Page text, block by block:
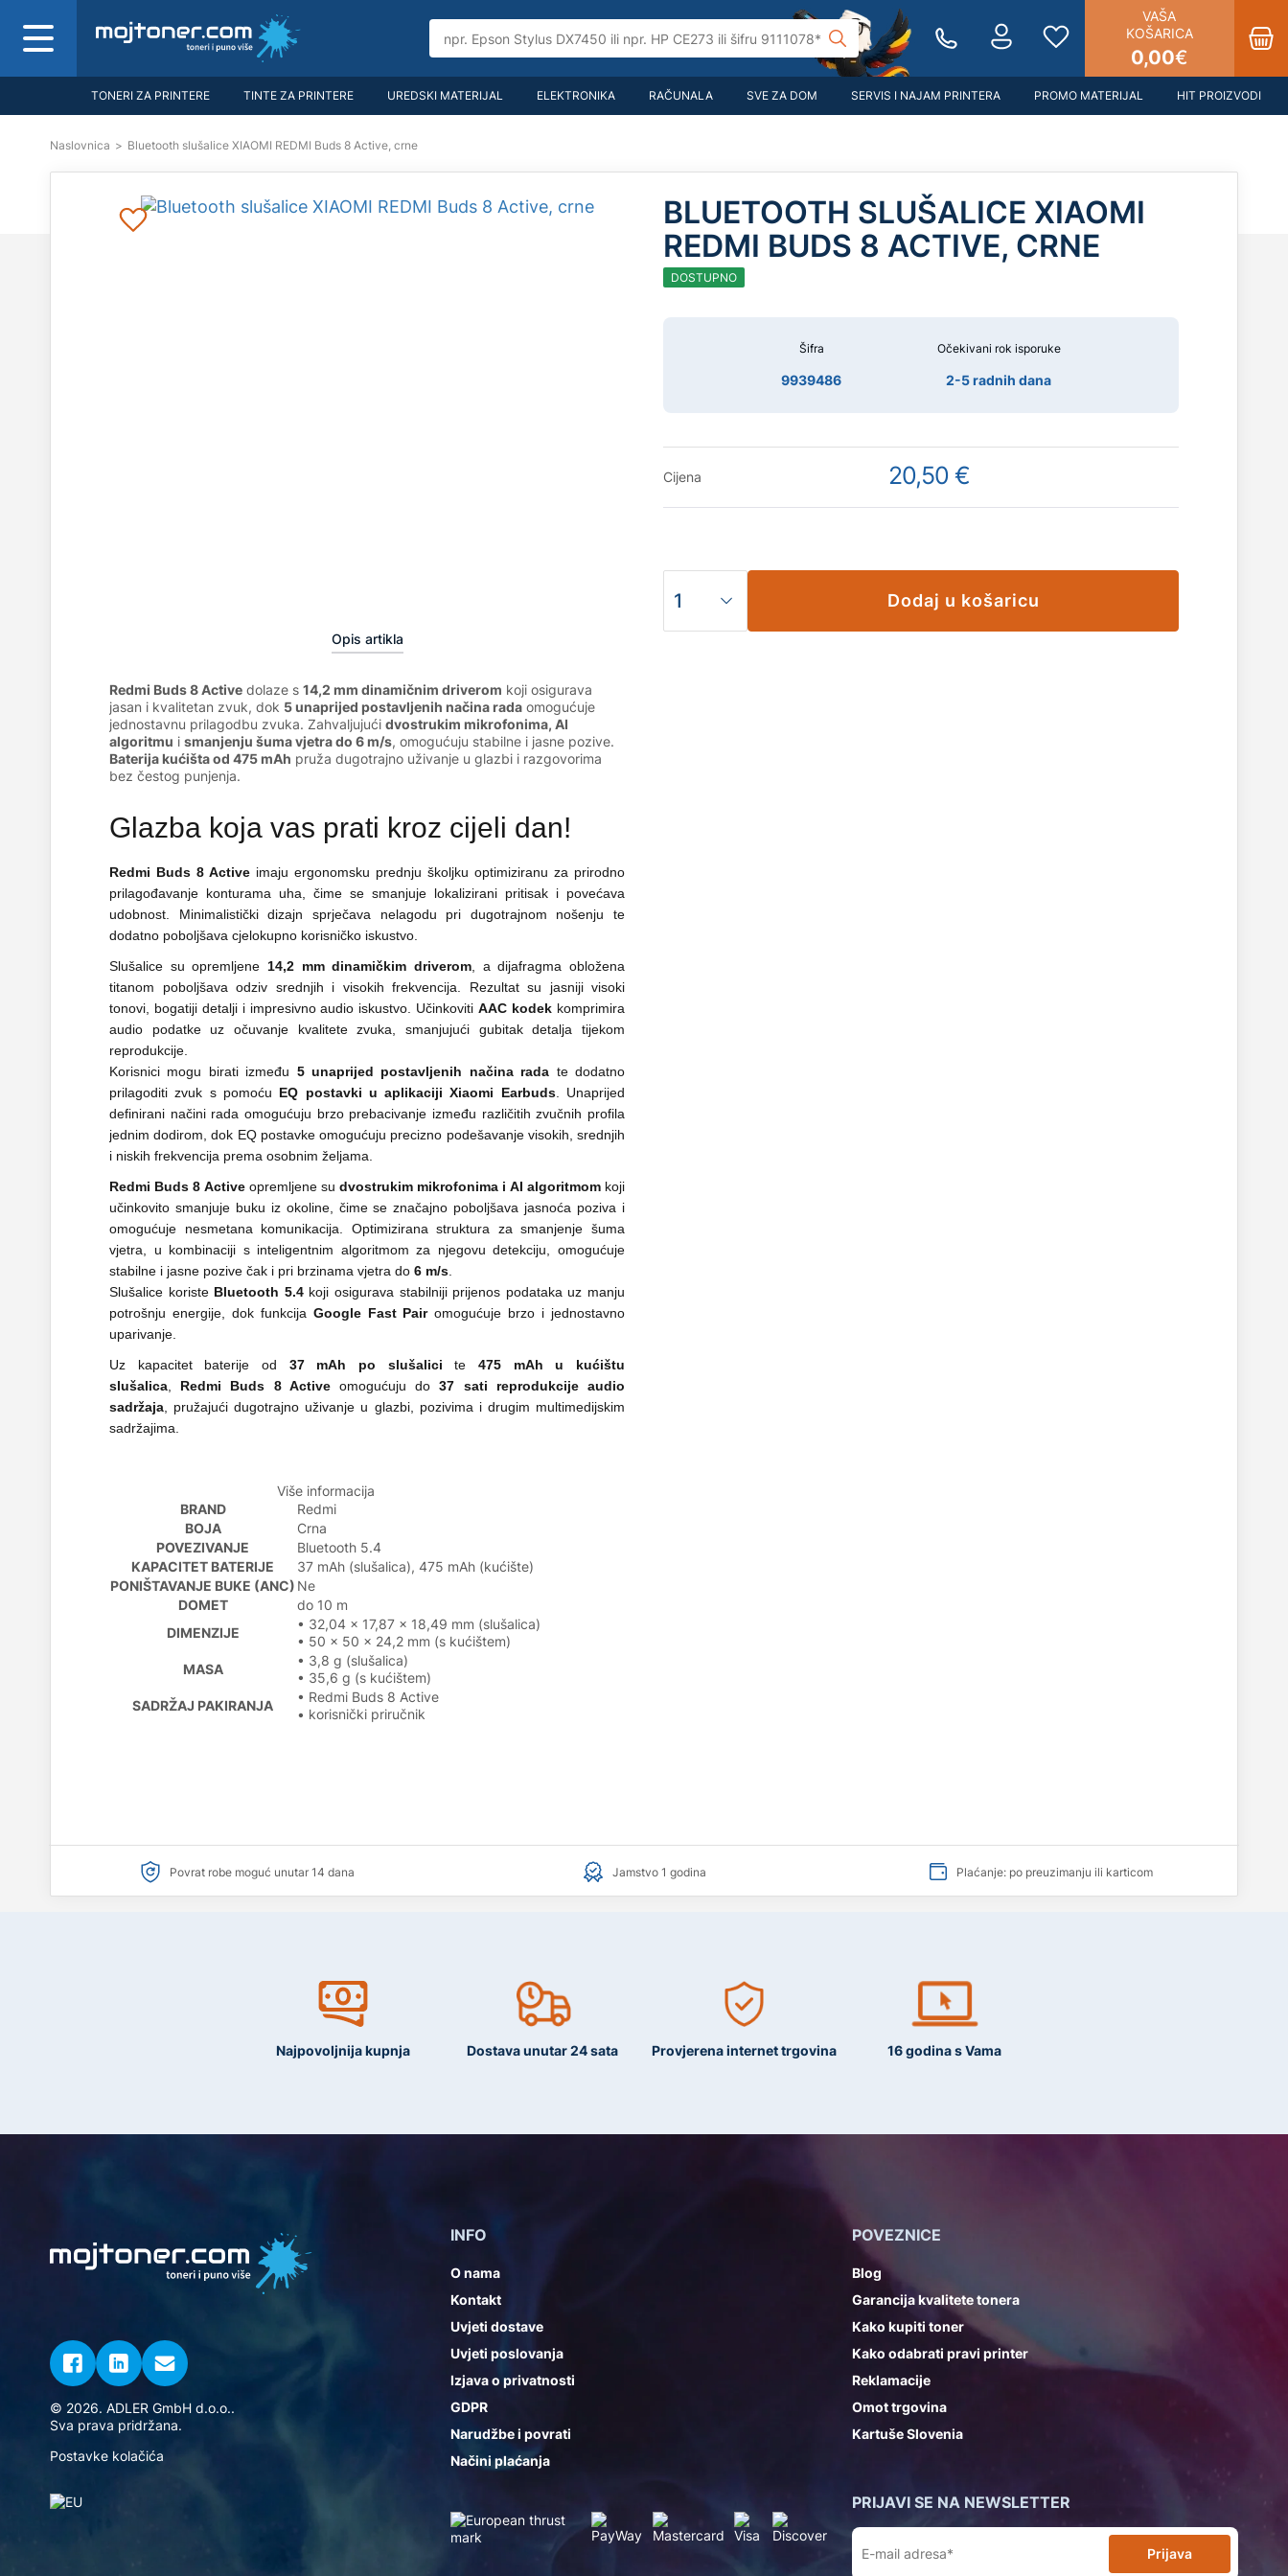
VAŠA
KOŠARICA
0,00€
TONERI ZA PRINTERE TINTE ZA PRINTERE UREDSKI MATERIJAL ELEKTRONIKA RAČUNALA SVE ZA DOM SERVIS I NAJAM PRINTERA PROMO MATERIJAL HIT PROIZVODI
Naslovnica > Bluetooth slušalice XIAOMI REDMI Buds 8 Active, crne
Opis artikla
Redmi Buds 8 Active dolaze s 14,2 mm dinamičnim driverom koji osigurava
jasan i kvalitetan zvuk, dok 5 unaprijed postavljenih načina rada omogućuje
jednostavnu prilagodbu zvuka. Zahvaljujući dvostrukim mikrofonima, AI
algoritmu i smanjenju šuma vjetra do 6 m/s, omogućuju stabilne i jasne pozive.
Baterija kućišta od 475 mAh pruža dugotrajno uživanje u glazbi i razgovorima
bez čestog punjenja.
Glazba koja vas prati kroz cijeli dan!
Redmi Buds 8 Active imaju ergonomsku prednju školjku optimiziranu za prirodno
prilagođavanje konturama uha, čime se smanjuje lokalizirani pritisak i povećava
udobnost. Minimalistički dizajn sprječava nelagodu pri dugotrajnom nošenju te
dodatno poboljšava cjelokupno korisničko iskustvo.
Slušalice su opremljene 14,2 mm dinamičkim driverom , a dijafragma obložena
titanom poboljšava odziv srednjih i visokih frekvencija. Rezultat su jasniji visoki
tonovi, bogatiji detalji i impresivno audio iskustvo. UčinkovitiAAC kodek komprimira
audio podatke uz očuvanje kvalitete zvuka, smanjujući gubitak detalja tijekom
reprodukcije.
Korisnici mogu birati između 5unaprijed postavljenih načina rada te dodatno
prilagoditi zvuk s pomoću EQ postavki u aplikaciji Xiaomi Earbuds. Unaprijed
definirani načini rada omogućuju brzo prebacivanje između različitih zvučnih profila
jednim dodirom, dok EQ postavke omogućuju precizno podešavanje visokih, srednjih
i niskih frekvencija prema osobnim željama.
Redmi Buds 8 Activeopremljene sudvostrukim mikrofonima i AI algoritmomkoji
učinkovito smanjuje buku iz okoline, čime se značajno poboljšava jasnoća poziva i
omogućuje nesmetana komunikacija. Optimizirana struktura za smanjenje šuma
vjetra, u kombinaciji s inteligentnim algoritmom za njegovu detekciju, omogućuje
stabilne i jasne pozive čak i pri brzinama vjetra do 6 m/s
Slušalice koriste Bluetooth 5.4koji osigurava stabilniji prijenos podataka uz manju
potrošnju energije, dok funkcija Google Fast Pairomogućuje brzo i jednostavno
uparivanje.
Uz kapacitet baterije od 37 mAh po slušalici te475 mAh u kućištu
slušalica
Redmi Buds 8 Activeomogućuju do37 sati reprodukcije audio
sadržaja , pružajući dugotrajno uživanje u glazbi, pozivima i drugim multimedijskim
sadržajima.
Više informacija
BRAND
Redmi
BOJA
Crna
POVEZIVANJE
Bluetooth 5.4
KAPACITET BATERIJE
37 mAh (slušalica), 475 mAh (kućište)
PONIŠTAVANJE BUKE (ANC) Ne
DOMET
do 10 m
DIMENZIJE
• 32,04 x 17,87 x 18,49 mm (slušalica)
• 50 x 50 x 24,2 mm (s kućištem)
MASA
• 3,8 g (slušalica)
• 35,6 g (s kućištem)
SADRŽAJ PAKIRANJA
• Redmi Buds 8 Active
• korisnički priručnik
BLUETOOTH SLUŠALICE XIAOMI
REDMI BUDS 8 ACTIVE, CRNE
DOSTUPNO
Šifra
9939486
Očekivani rok isporuke
2-5 radnih dana
Cijena 20,50 €
Dodaj u košaricu
Povrat robe moguć unutar 14 dana Jamstvo 1 godina Plaćanje: po preuzimanju ili karticom
Najpovoljnija kupnja Dostava unutar 24 sata Provjerena internet trgovina 16 godina s Vama
© 2026. ADLER GmbH d.o.o..
Sva prava pridržana.
Postavke kolačića
INFO
O nama
Kontakt
Uvjeti dostave
Uvjeti poslovanja
Izjava o privatnosti
GDPR
Narudžbe i povrati
Načini plaćanja
POVEZNICE
Blog
Garancija kvalitete tonera
Kako kupiti toner
Kako odabrati pravi printer
Reklamacije
Omot trgovina
Kartuše Slovenia
PRIJAVI SE NA NEWSLETTER
Prijava